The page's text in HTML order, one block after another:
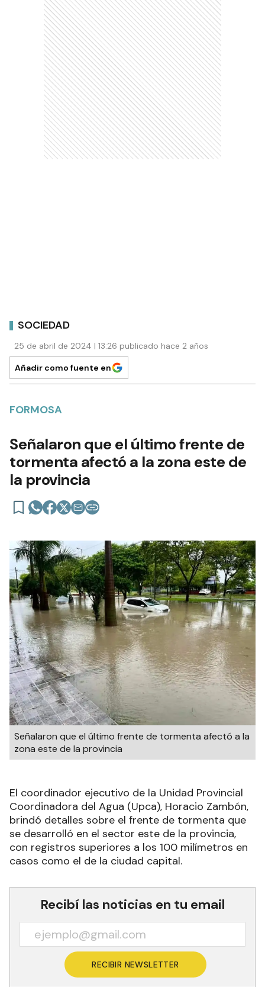
SOCIEDAD
25 de abril de 2024 | 13:26 publicado hace 2 años
Añadir como fuente en
FORMOSA
Señalaron que el último frente de
tormenta afectó a la zona este de
la provincia
Señalaron que el último frente de tormenta afectó a la
zona este de la provincia
El coordinador ejecutivo de la Unidad Provincial
Coordinadora del Agua (Upca), Horacio Zambón,
brindó detalles sobre el frente de tormenta que
se desarrolló en el sector este de la provincia,
con registros superiores a los 100 milímetros en
casos como el de la ciudad capital.
Recibí las noticias en tu email
RECIBIR NEWSLETTER